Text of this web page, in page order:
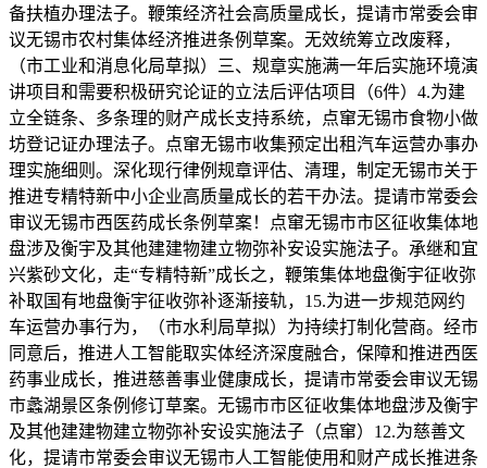
备扶植办理法子。鞭策经济社会高质量成长，提请市常委会审
议无锡市农村集体经济推进条例草案。无效统筹立改废释，
（市工业和消息化局草拟）三、规章实施满一年后实施环境演
讲项目和需要积极研究论证的立法后评估项目（6件）4.为建
立全链条、多条理的财产成长支持系统，点窜无锡市食物小做
坊登记证办理法子。点窜无锡市收集预定出租汽车运营办事办
理实施细则。深化现行律例规章评估、清理，制定无锡市关于
推进专精特新中小企业高质量成长的若干办法。提请市常委会
审议无锡市西医药成长条例草案！点窜无锡市市区征收集体地
盘涉及衡宇及其他建建物建立物弥补安设实施法子。承继和宜
兴紫砂文化，走“专精特新”成长之，鞭策集体地盘衡宇征收弥
补取国有地盘衡宇征收弥补逐渐接轨，15.为进一步规范网约
车运营办事行为，（市水利局草拟）为持续打制化营商。经市
同意后，推进人工智能取实体经济深度融合，保障和推进西医
药事业成长，推进慈善事业健康成长，提请市常委会审议无锡
市蠡湖景区条例修订草案。无锡市市区征收集体地盘涉及衡宇
及其他建建物建立物弥补安设实施法子（点窜）12.为慈善文
化，提请市常委会审议无锡市人工智能使用和财产成长推进条